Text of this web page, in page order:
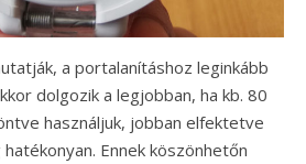
a portalanításhoz leginkább
dolgozik a legjobban, ha kb. 80
használjuk, jobban elfektetve
Ennek köszönhetőn